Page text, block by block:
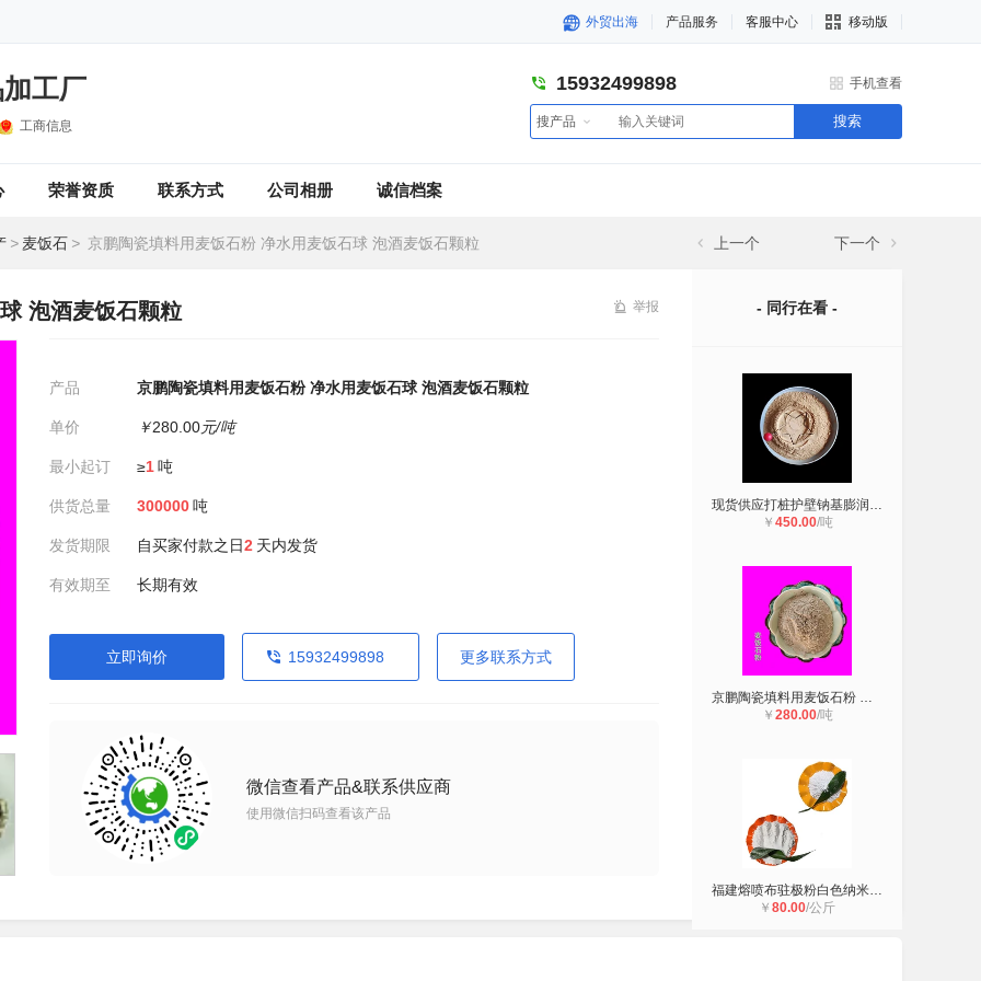
外贸出海 产品服务 客服中心 移动版
工厂
工商信息
15932499898 手机查看
搜产品 搜索
荣誉资质 联系方式 公司相册 诚信档案
> 麦饭石 > 京鹏陶瓷填料用麦饭石粉 净水用麦饭石球 泡酒麦饭石颗粒 上一个 下一个
泡酒麦饭石颗粒 举报
产品 京鹏陶瓷填料用麦饭石粉 净水用麦饭石球 泡酒麦饭石颗粒
单价 ￥280.00元/吨
最小起订 ≥1吨
供货总量 300000吨
发货期限 自买家付款之日2 天内发货
有效期至 长期有效
立即询价 15932499898 更多联系方式
微信查看产品&联系供应商
使用微信扫码查看该产品
- 同行在看 -
现货供应打桩护壁钠基膨润土 化妆品
￥ 450.00/吨
京鹏陶瓷填料用麦饭石粉 净水用麦饭
￥ 280.00/吨
福建熔喷布驻极粉白色纳米电气石粉
￥ 80.00/公斤